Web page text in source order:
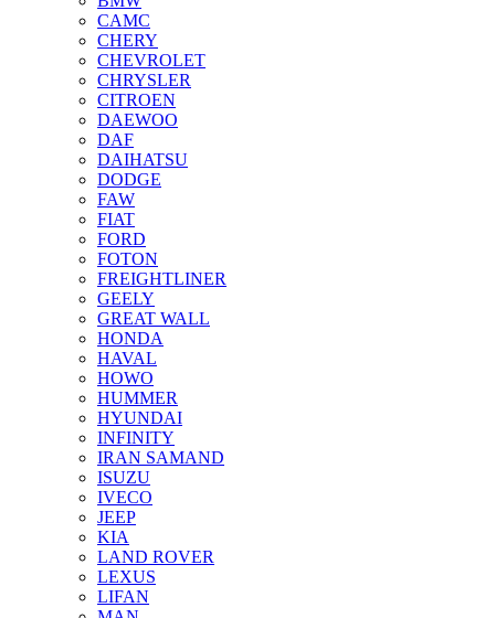
CAMC
CHERY
CHEVROLET
CHRYSLER
CITROEN
DAEWOO
DAF
DAIHATSU
DODGE
FAW
FIAT
FORD
FOTON
FREIGHTLINER
GEELY
GREAT WALL
HONDA
HAVAL
HOWO
HUMMER
HYUNDAI
INFINITY
IRAN SAMAND
ISUZU
IVECO
JEEP
KIA
LAND ROVER
LEXUS
LIFAN